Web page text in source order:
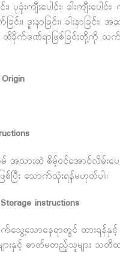
ပုခုံးကျီးပေါင်း၊ ခါးကျီးပေါင်း
း၊ ဒူးနာခြင်း၊ ခါးနာခြင်း၊
ထိခိုက်ဒဏ်ရာဖြစ်ခြင်းတို့ကို သ
အသားထဲ စိမ့်ဝင်အောင်လိမ်းပေး
ပြီး သောက်သုံးရန်မဟုတ်ပါ။
instructions
က်သွေ့သောနေရာတွင် ထားရန်နှ
များနှင့် ဓာတ်မတည့်သူများ သတိထ